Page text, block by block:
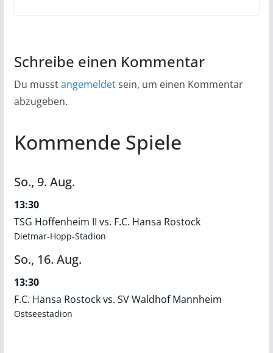
Schreibe einen Kommentar
Du musstangemeldetsein, um einen Kommentar
abzugeben.
Kommende Spiele
So., 9. Aug.
13:30
TSG Hoffenheim II vs. F.C. Hansa Rostock
Dietmar-Hopp-Stadion
So., 16. Aug.
13:30
F.C. Hansa Rostock vs. SV Waldhof Mannheim
Ostseestadion